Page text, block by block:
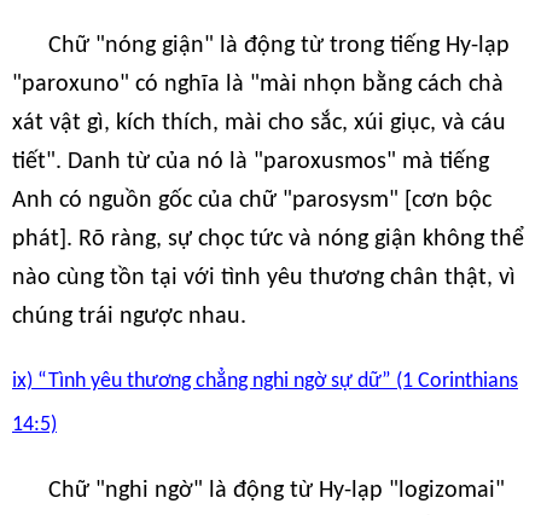
Chữ "nóng giận" là động từ trong tiếng Hy-lạp
"paroxuno" có nghĩa là "mài nhọn bằng cách chà
xát vật gì, kích thích, mài cho sắc, xúi giục, và cáu
tiết". Danh từ của nó là "paroxusmos" mà tiếng
Anh có nguồn gốc của chữ "parosysm" [cơn bộc
phát]. Rõ ràng, sự chọc tức và nóng giận không thể
nào cùng tồn tại với tình yêu thương chân thật, vì
chúng trái ngược nhau.
ix) “Tình yêu thương chẳng nghi ngờ sự dữ” (1 Corinthians
14:5)
Chữ "nghi ngờ" là động từ Hy-lạp "logizomai"